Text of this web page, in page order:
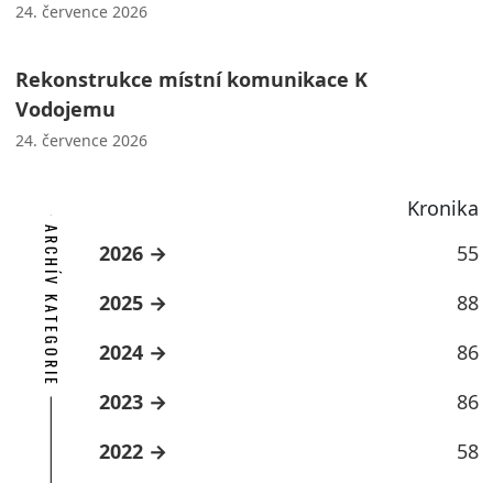
24. července 2026
Rekonstrukce místní komunikace K
Vodojemu
24. července 2026
Kronika
ARCHÍV KATEGORIE 2026
55
2025
88
2024
86
2023
86
2022
58